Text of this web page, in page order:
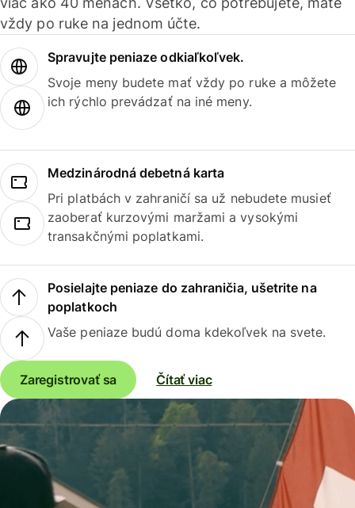
vždy po ruke na jednom účte.
Spravujte peniaze odkiaľkoľvek.
Svoje meny budete mať vždy po ruke a môžete
ich rýchlo prevádzať na iné meny.
Medzinárodná debetná karta
Pri platbách v zahraničí sa už nebudete musieť
zaoberať kurzovými maržami a vysokými
transakčnými poplatkami.
Posielajte peniaze do zahraničia, ušetrite na
poplatkoch
Vaše peniaze budú doma kdekoľvek na svete.
Zaregistrovať sa Čítať viac